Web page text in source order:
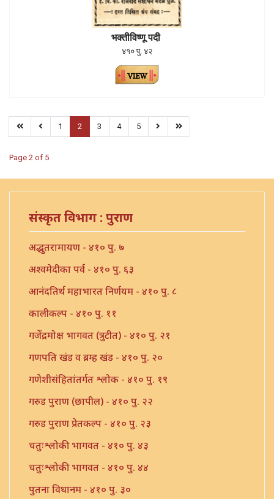
भक्तीविष्णू पदी
४१० पु. ४२
1 2 3 4 5
Page 2 of 5
संस्कृत विभाग : पुराण
अद्भुतरामायण - ४१० पु. ७
अश्वमेदीका पर्व - ४१० पु. ६३
आनंदतिर्थ महाभारत निर्णयम - ४१० पु. ८
कालीकल्प - ४१० पु. ११
गजेंद्रमोक्ष भागवत (त्रुटीत) - ४१० पु. २१
गणपति खंड व ब्रम्ह खंड - ४१० पु. २०
गणेशीसंहितांतर्गत श्लोक - ४१० पु. १९
गरुड पुराण (छापील) - ४१० पु. २२
गरुड पुराण प्रेतकल्प - ४१० पु. २३
चतुःश्लोकी भागवत - ४१० पु. ४३
चतुःश्लोकी भागवत - ४१० पु. ४४
पुतना विधानम - ४१० पु. ३०